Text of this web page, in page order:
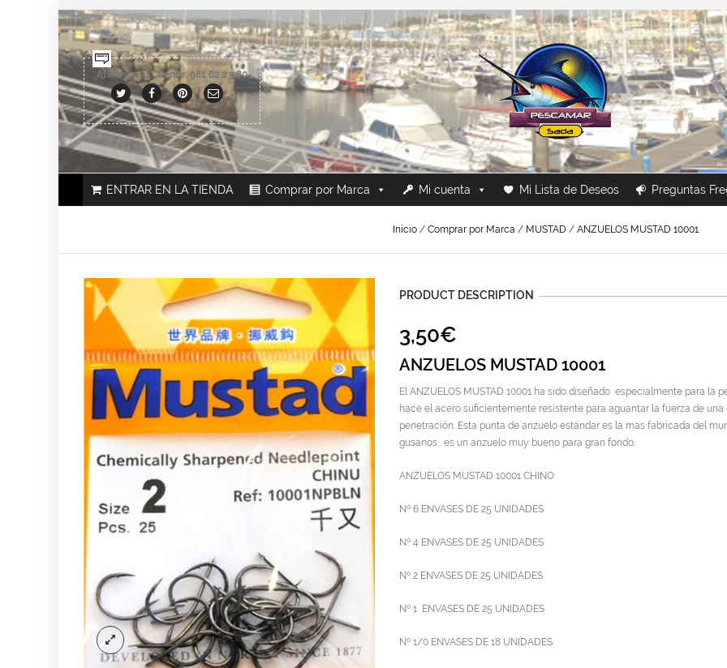
Atención al Cliente: 981 62 23 80
ENTRAR EN LA TIENDA Comprar por Marca Mi cuenta Mi Lista de Deseos Preguntas
Inicio / Comprar por Marca / MUSTAD / ANZUELOS MUSTAD 10001
PRODUCT DESCRIPTION
3,50€
ANZUELOS MUSTAD 10001
El ANZUELOS MUSTAD 10001 ha sido diseñado especialmente para
hace el acero suficientemente resistente para aguantar la fuerza de
penetración. Esta punta de anzuelo estándar es la mas fabricada del
gusanos . es un anzuelo muy bueno para gran fondo.
ANZUELOS MUSTAD 10001 CHINO
Nº 6 ENVASES DE 25 UNIDADES
Nº 4 ENVASES DE 25 UNIDADES
Nº 2 ENVASES DE 25 UNIDADES
Nº 1 ENVASES DE 25 UNIDADES
Nº 1/0 ENVASES DE 18 UNIDADES